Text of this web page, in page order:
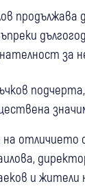
продължава
за
на отличието
и жители